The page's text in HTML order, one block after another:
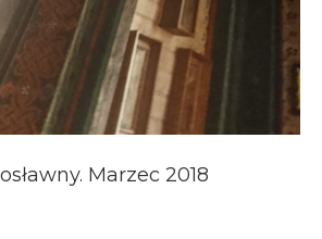
Marzec 2018